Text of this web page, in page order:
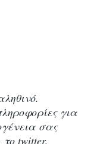
για
σας
το twitter,